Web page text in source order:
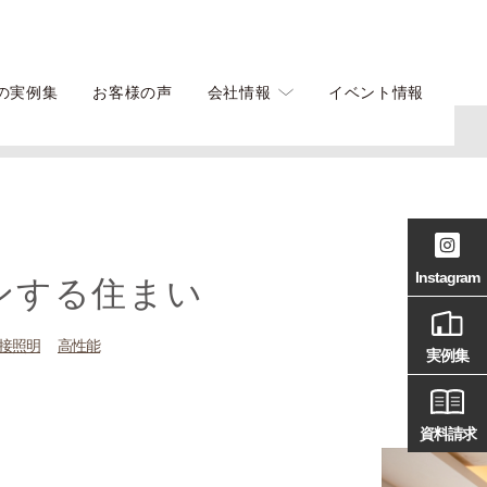
実例集 お客様の声 会社情報 イベント情報
する住まい
照明 高性能
Instagram
実例集
資料請求